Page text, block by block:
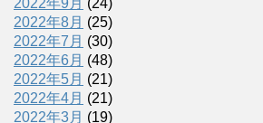
2022年8月 (25)
2022年7月 (30)
2022年6月 (48)
2022年5月 (21)
2022年4月 (21)
2022年3月 (19)